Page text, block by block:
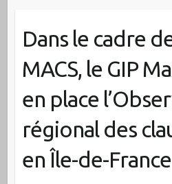
Dans le cadre
MACS, le GIP
en place
régional des
en Île-de-France